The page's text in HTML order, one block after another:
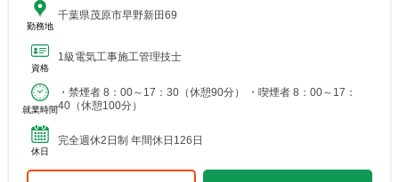
勤務地
千葉県茂原市早野新田69
資格
1級電気工事施工管理技士
就業時間
・禁煙者 8：00～17：30（休憩90分） ・喫煙者 8：00～17：
40（休憩100分）
休日
完全週休2日制 年間休日126日